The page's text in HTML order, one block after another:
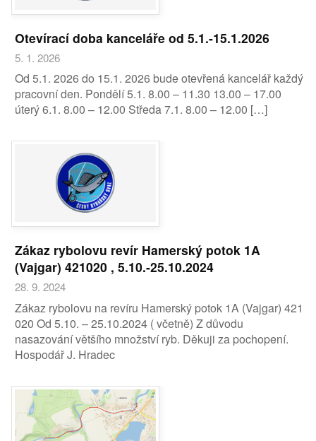
Otevírací doba kanceláře od 5.1.-15.1.2026
5. 1. 2026
Od 5.1. 2026 do 15.1. 2026 bude otevřená kancelář každý
pracovní den. Pondělí 5.1. 8.00 – 11.30 13.00 – 17.00
úterý 6.1. 8.00 – 12.00 Středa 7.1. 8.00 – 12.00 […]
Zákaz rybolovu revír Hamerský potok 1A
(Vajgar) 421020 , 5.10.-25.10.2024
28. 9. 2024
Zákaz rybolovu na revíru Hamerský potok 1A (Vajgar) 421
020 Od 5.10. – 25.10.2024 ( včetně) Z důvodu
nasazování většího množství ryb. Děkuji za pochopení.
Hospodář J. Hradec